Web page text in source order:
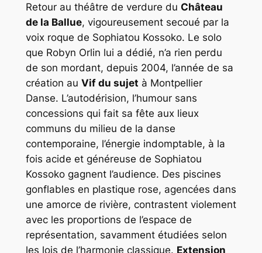
Retour au théâtre de verdure du Château
de la Ballue, vigoureusement secoué par la
voix roque de Sophiatou Kossoko. Le solo
que Robyn Orlin lui a dédié, n’a rien perdu
de son mordant, depuis 2004, l’année de sa
création au Vif du sujet à Montpellier
Danse. L’autodérision, l’humour sans
concessions qui fait sa fête aux lieux
communs du milieu de la danse
contemporaine, l’énergie indomptable, à la
fois acide et généreuse de Sophiatou
Kossoko gagnent l’audience. Des piscines
gonflables en plastique rose, agencées dans
une amorce de rivière, contrastent violement
avec les proportions de l’espace de
représentation, savamment étudiées selon
les lois de l’harmonie classique. Extension